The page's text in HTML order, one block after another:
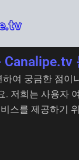
여 궁금한 점이
. 저희는 사용자
스를 제공하기